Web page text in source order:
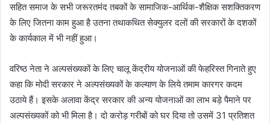
सहित समाज के सभी जरूरतमंद तबकों के सामाजिक-आर्थिक-शैक्षिक सशक्तिकरण
के लिए जितना काम हुआ है उतना तथाकथित सेक्युलर दलों की सरकारों के दशकों
के कार्यकाल में भी नहीं हुआ।
वरिष्ठ नेता ने अल्पसंख्यकों के लिए चालू केंद्रीय योजनाओं की फेहरिस्त गिनाते हुए
कहा कि मोदी सरकार ने अल्पसंख्यकों के कल्याण के लिये तमाम कारगर कदम
उठाये हैं। इसके अलावा केंद्र सरकार की अन्य योजनाओं का लाभ बड़े पैमाने पर
अल्पसंख्यकों को भी मिला है। दो करोड़ गरीबों को घर दिया तो उसमें 31 प्रतिशत